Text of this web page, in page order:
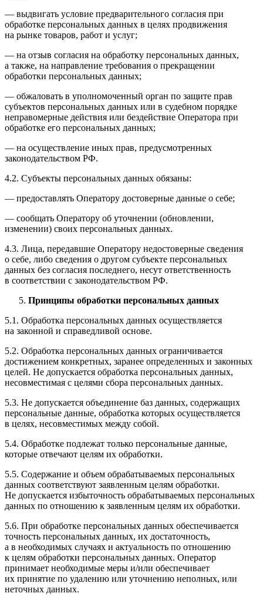
— выдвигать условие предварительного согласия при
обработке персональных данных в целях продвижения
на рынке товаров, работ и услуг;
— на отзыв согласия на обработку персональных данных,
а также, на направление требования о прекращении
обработки персональных данных;
— обжаловать в уполномоченный орган по защите прав
субъектов персональных данных или в судебном порядке
неправомерные действия или бездействие Оператора при
обработке его персональных данных;
— на осуществление иных прав, предусмотренных
законодательством РФ.
4.2. Субъекты персональных данных обязаны:
— предоставлять Оператору достоверные данные о себе;
— сообщать Оператору об уточнении (обновлении,
изменении) своих персональных данных.
4.3. Лица, передавшие Оператору недостоверные сведения
о себе, либо сведения о другом субъекте персональных
данных без согласия последнего, несут ответственность
в соответствии с законодательством РФ.
Принципы обработки персональных данных
5.1. Обработка персональных данных осуществляется
на законной и справедливой основе.
5.2. Обработка персональных данных ограничивается
достижением конкретных, заранее определенных и законных
целей. Не допускается обработка персональных данных,
несовместимая с целями сбора персональных данных.
5.3. Не допускается объединение баз данных, содержащих
персональные данные, обработка которых осуществляется
в целях, несовместимых между собой.
5.4. Обработке подлежат только персональные данные,
которые отвечают целям их обработки.
5.5. Содержание и объем обрабатываемых персональных
данных соответствуют заявленным целям обработки.
Не допускается избыточность обрабатываемых персональных
данных по отношению к заявленным целям их обработки.
5.6. При обработке персональных данных обеспечивается
точность персональных данных, их достаточность,
а в необходимых случаях и актуальность по отношению
к целям обработки персональных данных. Оператор
принимает необходимые меры и/или обеспечивает
их принятие по удалению или уточнению неполных, или
неточных данных.